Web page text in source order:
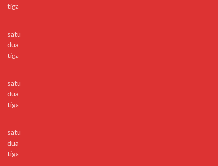
tiga
satu
dua
tiga
satu
dua
tiga
satu
dua
tiga